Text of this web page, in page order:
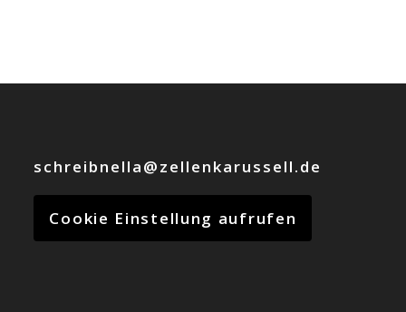
schreibnella@zellenkarussell.de
Cookie Einstellung aufrufen